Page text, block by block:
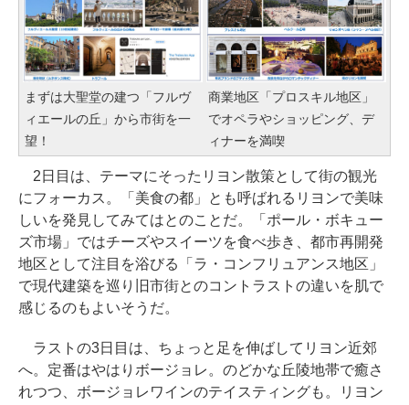
まずは大聖堂の建つ「フルヴ
ィエールの丘」から市街を一
望！
商業地区「プロスキル地区」
でオペラやショッピング、デ
ィナーを満喫
2日目は、テーマにそったリヨン散策として街の観光
にフォーカス。「美食の都」とも呼ばれるリヨンで美味
しいを発見してみてはとのことだ。「ポール・ボキュー
ズ市場」ではチーズやスイーツを食べ歩き、都市再開発
地区として注目を浴びる「ラ・コンフリュアンス地区」
で現代建築を巡り旧市街とのコントラストの違いを肌で
感じるのもよいそうだ。
ラストの3日目は、ちょっと足を伸ばしてリヨン近郊
へ。定番はやはりボージョレ。のどかな丘陵地帯で癒さ
れつつ、ボージョレワインのテイスティングも。リヨン